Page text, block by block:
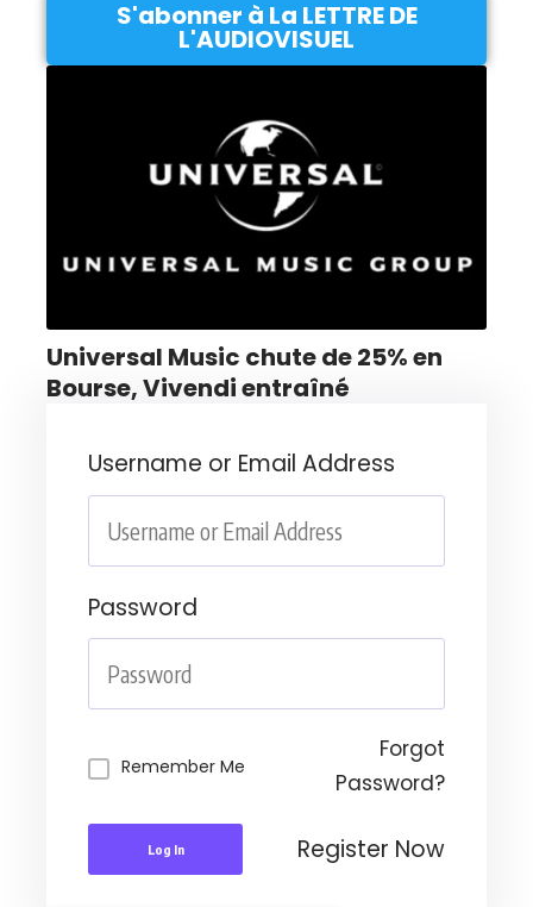
S'abonner à La LETTRE DE
L'AUDIOVISUEL
Universal Music chute de 25% en
Bourse, Vivendi entraîné
Username or Email Address
Password
Remember Me
Forgot
Password?
Log In Register Now